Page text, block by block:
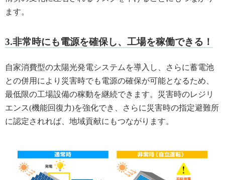
ます。
3.非常時にも電源を確保し、工場を稼働できる！
自家消費型の太陽光発電システムを導入し、さらに蓄電池
との併用により災害時でも電源の確保が可能となるため、
最低限の工場設備の稼動を継続できます。災害時のレジリ
エンス(機能回復力)を強化でき、さらに災害時の指定避難所
に認定されれば、地域貢献にもつながります。